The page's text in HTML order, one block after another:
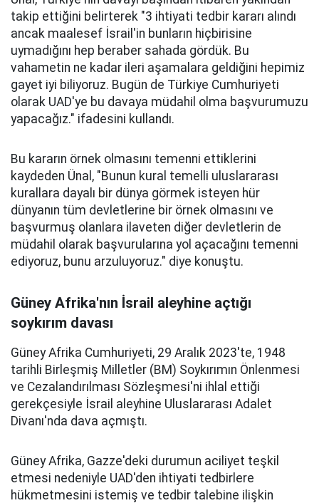
takip ettiğini belirterek "3 ihtiyati tedbir kararı alındı
ancak maalesef İsrail'in bunların hiçbirisine
uymadığını hep beraber sahada gördük. Bu
vahametin ne kadar ileri aşamalara geldiğini hepimiz
gayet iyi biliyoruz. Bugün de Türkiye Cumhuriyeti
olarak UAD'ye bu davaya müdahil olma başvurumuzu
yapacağız." ifadesini kullandı.
Bu kararın örnek olmasını temenni ettiklerini
kaydeden Ünal, "Bunun kural temelli uluslararası
kurallara dayalı bir dünya görmek isteyen hür
dünyanın tüm devletlerine bir örnek olmasını ve
başvurmuş olanlara ilaveten diğer devletlerin de
müdahil olarak başvurularına yol açacağını temenni
ediyoruz, bunu arzuluyoruz." diye konuştu.
Güney Afrika'nın İsrail aleyhine açtığı
soykırım davası
Güney Afrika Cumhuriyeti, 29 Aralık 2023'te, 1948
tarihli Birleşmiş Milletler (BM) Soykırımın Önlenmesi
ve Cezalandırılması Sözleşmesi'ni ihlal ettiği
gerekçesiyle İsrail aleyhine Uluslararası Adalet
Divanı'nda dava açmıştı.
Güney Afrika, Gazze'deki durumun aciliyet teşkil
etmesi nedeniyle UAD'den ihtiyati tedbirlere
hükmetmesini istemiş ve tedbir talebine ilişkin